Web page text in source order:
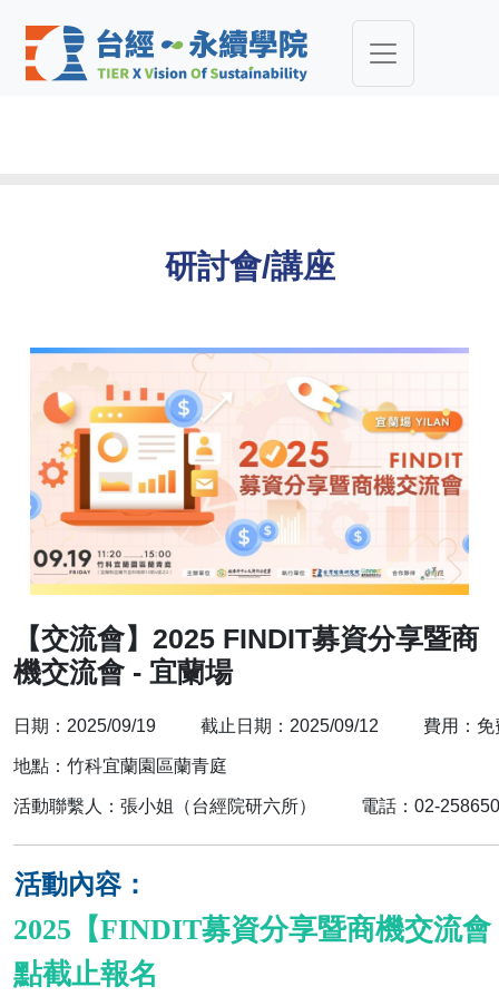
研討會/講座
【交流會】2025 FINDIT募資分享暨商
機交流會 - 宜蘭場
日期：2025/09/19 截止日期：2025/09/12 費用
地點：竹科宜蘭園區蘭青庭
活動聯繫人：張小姐（台經院研六所） 電話：02-
活動內容：
2025【FINDIT募資分享暨商機交流會
點截止報名